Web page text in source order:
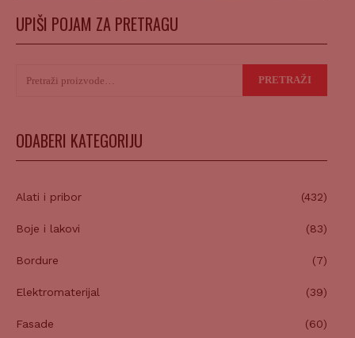
UPIŠI POJAM ZA PRETRAGU
PRETRAŽI
ODABERI KATEGORIJU
Alati i pribor (432)
Boje i lakovi (83)
Bordure (7)
Elektromaterijal (39)
Fasade (60)